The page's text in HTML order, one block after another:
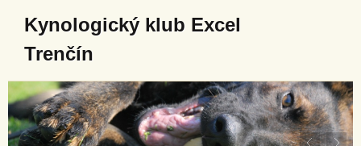
Kynologický klub Excel
Trenčín